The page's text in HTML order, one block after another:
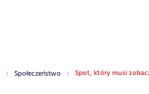
Społeczeństwo Spot, który musi